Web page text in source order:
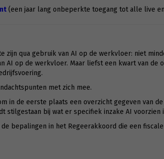
(een jaar lang onbeperkte toegang tot alle live
zijn qua gebruik van AI op de werkvloer: niet
AI op de werkvloer. Maar liefst een kwart van de
met zich mee.
in de eerste plaats een overzicht gegeven van
stilgestaan bij wat er specifiek inzake AI voorzien
bepalingen in het Regeerakkoord die een